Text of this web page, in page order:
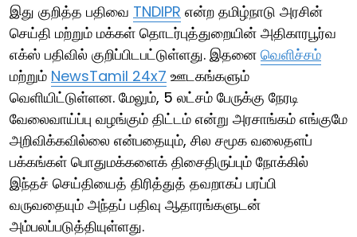
இது குறித்த பதிவை TNDIPR என்ற தமிழ்நாடு அரசின்
செய்தி மற்றும் மக்கள் தொடர்புத்துறையின் அதிகாரபூர்வ
எக்ஸ் பதிவில் குறிப்பிடபட்டுள்ளது. இதனை வெளிச்சம்
மற்றும் NewsTamil 24x7 ஊடகங்களும்
வெளியிட்டுள்ளன. மேலும், 5 லட்சம் பேருக்கு நேரடி
வேலைவாய்ப்பு வழங்கும் திட்டம் என்று அரசாங்கம் எங்குமே
அறிவிக்கவில்லை என்பதையும், சில சமூக வலைதளப்
பக்கங்கள் பொதுமக்களைக் திசைதிருப்பும் நோக்கில்
இந்தச் செய்தியைத் திரித்துத் தவறாகப் பரப்பி
வருவதையும் அந்தப் பதிவு ஆதாரங்களுடன்
அம்பலப்படுத்தியுள்ளது.